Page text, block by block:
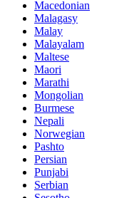
Macedonian
Malagasy
Malay
Malayalam
Maltese
Maori
Marathi
Mongolian
Burmese
Nepali
Norwegian
Pashto
Persian
Punjabi
Serbian